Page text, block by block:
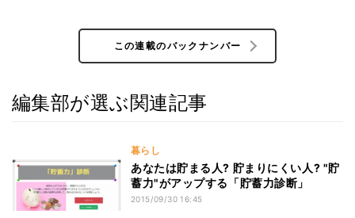
この連載のバックナンバー
編集部が選ぶ関連記事
暮らし
あなたは貯まる人? 貯まりにくい人? "貯
蓄力"がアップする「貯蓄力診断」
2015/09/30 16:45